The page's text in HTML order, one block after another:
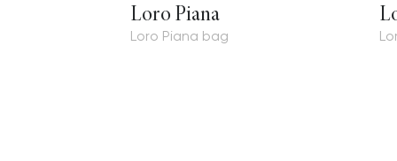
Loro Piana
Loro Piana bag